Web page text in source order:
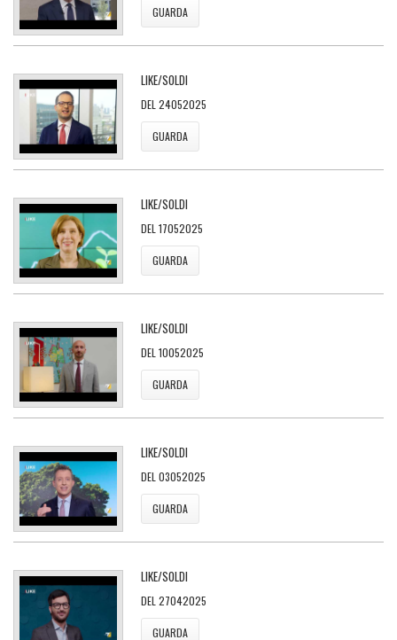
GUARDA
LIKE/SOLDI
DEL 24052025
GUARDA
LIKE/SOLDI
DEL 17052025
GUARDA
LIKE/SOLDI
DEL 10052025
GUARDA
LIKE/SOLDI
DEL 03052025
GUARDA
LIKE/SOLDI
DEL 27042025
GUARDA